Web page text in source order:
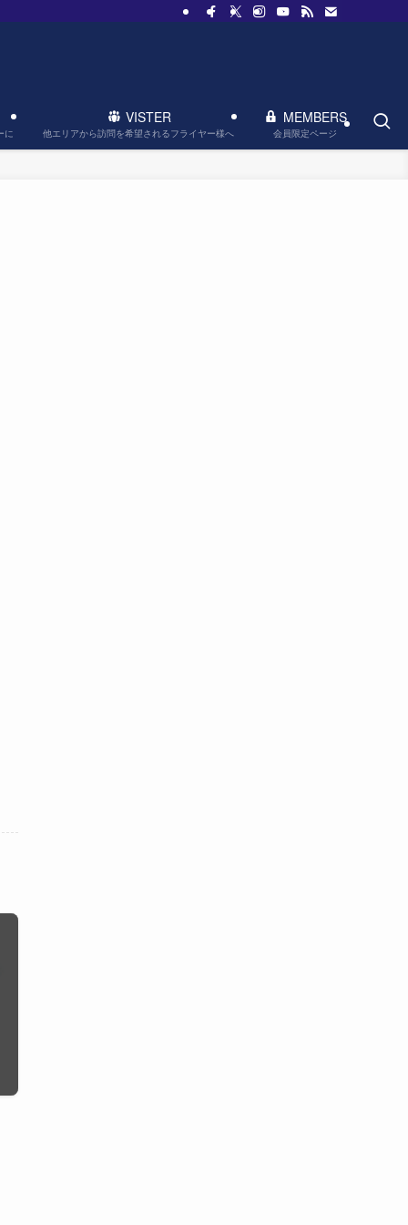
に
VISTER
他エリアから訪問を希望されるフライヤー様へ
MEMBERS
会員限定ページ